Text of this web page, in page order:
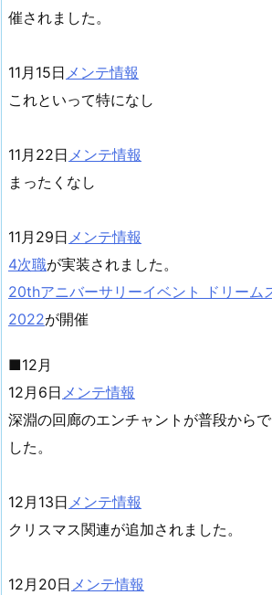
催されました。
11月15日 メンテ情報
これといって特になし
11月22日 メンテ情報
まったくなし
11月29日 メンテ情報
4次職が実装されました。
20thアニバーサリーイベント ドリーム
2022が開催
■12月
12月6日 メンテ情報
深淵の回廊のエンチャントが普段から
した。
12月13日 メンテ情報
クリスマス関連が追加されました。
12月20日 メンテ情報